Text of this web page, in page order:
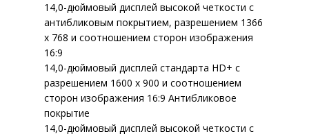
14,0-дюймовый дисплей высокой четкости с
антибликовым покрытием, разрешением 1366
x 768 и соотношением сторон изображения
16:9
14,0-дюймовый дисплей стандарта HD+ с
разрешением 1600 x 900 и соотношением
сторон изображения 16:9 Антибликовое
покрытие
14,0-дюймовый дисплей высокой четкости с